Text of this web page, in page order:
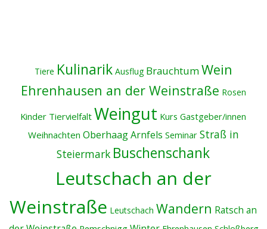
Tiere Kulinarik Ausflug BrauchtumWein
Ehrenhausen an der Weinstraße Rosen
Kinder Tiervielfalt Weingut Kurs Gastgeber/innen
Weihnachten OberhaagArnfels Seminar Straß in
Steiermark Buschenschank
Leutschach an der
Weinstraße Leutschach Wandern Ratsch an